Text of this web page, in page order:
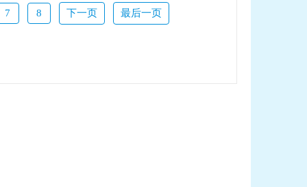
7 8 下一页 最后一页